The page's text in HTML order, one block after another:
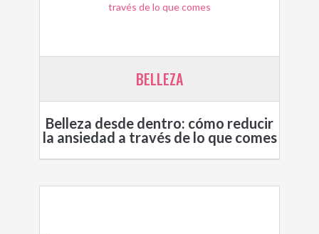
BELLEZA
Belleza desde dentro: cómo reducir
la ansiedad a través de lo que comes